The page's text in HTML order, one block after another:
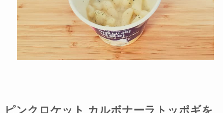
ピンクロケット カルボナーラトッポギを